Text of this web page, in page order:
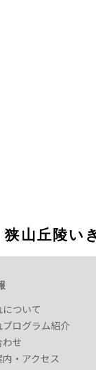
狭山丘陵い
について
プログラム紹介
わせ
内・アクセス